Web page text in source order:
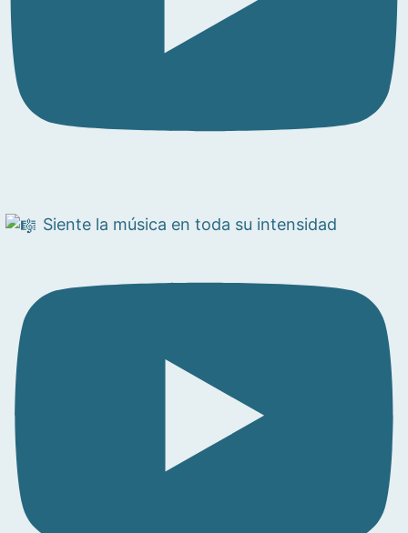
Siente la música en toda su intensidad